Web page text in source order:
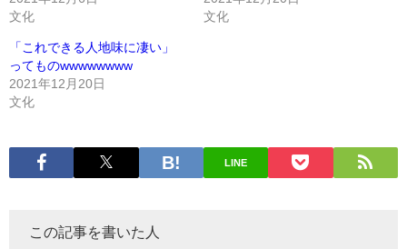
文化
文化
「これできる人地味に凄い」
ってものwwwwwwww
2021年12月20日
文化
LINE
この記事を書いた人